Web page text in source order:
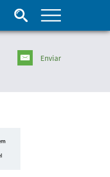
Enviar